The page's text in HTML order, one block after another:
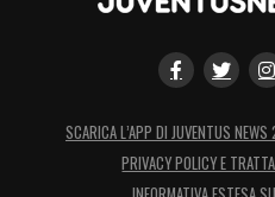
SCARICA L’APP DI JUVENTUS
PRIVACY POLICY E